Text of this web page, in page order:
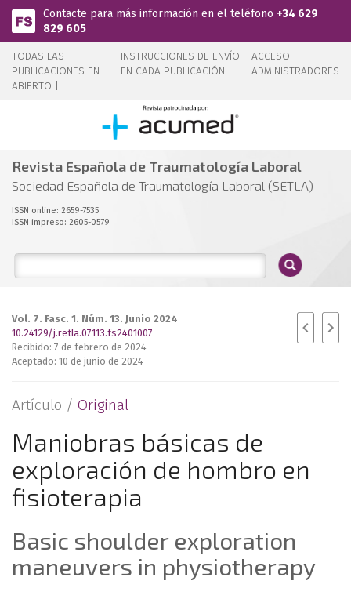
Pasar al contenido principal
Contacte para más información en el teléfono +34 629
829 605
TODAS LAS
PUBLICACIONES EN
ABIERTO |
INSTRUCCIONES DE ENVÍO
EN CADA PUBLICACIÓN |
ACCESO
ADMINISTRADORES
Revista Española de Traumatología Laboral
Sociedad Española de Traumatología Laboral (SETLA)
ISSN online: 2659-7535
ISSN impreso: 2605-0579
Vol. 7. Fasc. 1. Núm. 13. Junio 2024
10.24129/j.retla.07113.fs2401007
Recibido: 7 de febrero de 2024
Aceptado: 10 de junio de 2024
Artículo / Original
Maniobras básicas de
exploración de hombro en
fisioterapia
Basic shoulder exploration
maneuvers in physiotherapy